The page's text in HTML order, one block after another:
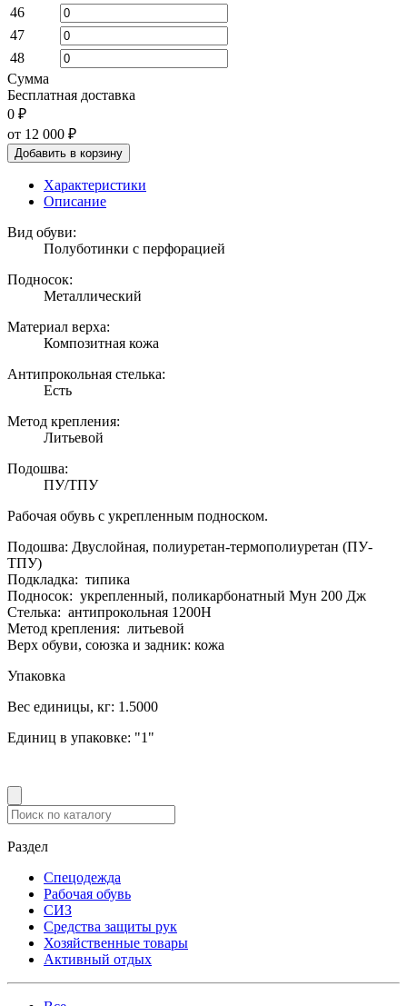
46
47
48
Сумма
Бесплатная доставка
0 ₽
от 12 000 ₽
Добавить в корзину
Характеристики
Описание
Вид обуви:
Полуботинки с перфорацией
Подносок:
Металлический
Материал верха:
Композитная кожа
Антипрокольная стелька:
Есть
Метод крепления:
Литьевой
Подошва:
ПУ/ТПУ
Рабочая обувь с укрепленным подноском.
Подошва: Двуслойная, полиуретан-термополиуретан (ПУ-
ТПУ)
Подкладка: типика
Подносок: укрепленный, поликарбонатный Мун 200 Дж
Стелька: антипрокольная 1200Н
Метод крепления: литьевой
Верх обуви, союзка и задник: кожа
Упаковка
Вес единицы, кг: 1.5000
Единиц в упаковке: "1"
Раздел
Спецодежда
Рабочая обувь
СИЗ
Средства защиты рук
Хозяйственные товары
Активный отдых